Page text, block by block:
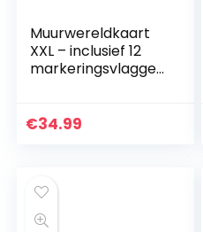
Muurwereldkaart
XXL – inclusief 12
markeringsvlaggen
€34.99